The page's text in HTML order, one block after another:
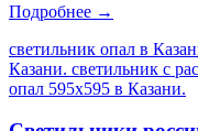
Подробнее →
светильник опал в
Казани. светильник с
опал 595х595 в Казани.